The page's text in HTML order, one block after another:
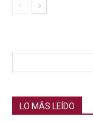
LO MÁS LEÍDO